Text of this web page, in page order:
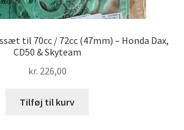
til 70cc / 72cc (47mm) – Honda Dax,
CD50 & Skyteam
kr. 226,00
Tilføj til kurv